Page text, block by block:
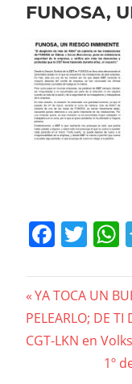
FUNOSA,
de
entradas
Previous
Post:
YA TOCA UN
PELEARLO; DE
CGT-LKN en
Next
1º